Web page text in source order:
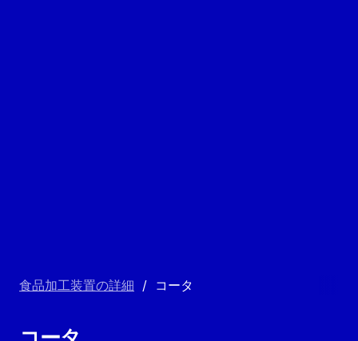
食品加工装置の詳細 / コータ